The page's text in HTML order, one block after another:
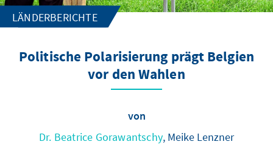
LÄNDERBERICHTE
Politische Polarisierung prägt Belgien
vor den Wahlen
von
Dr. Beatrice Gorawantschy, Meike Lenzner